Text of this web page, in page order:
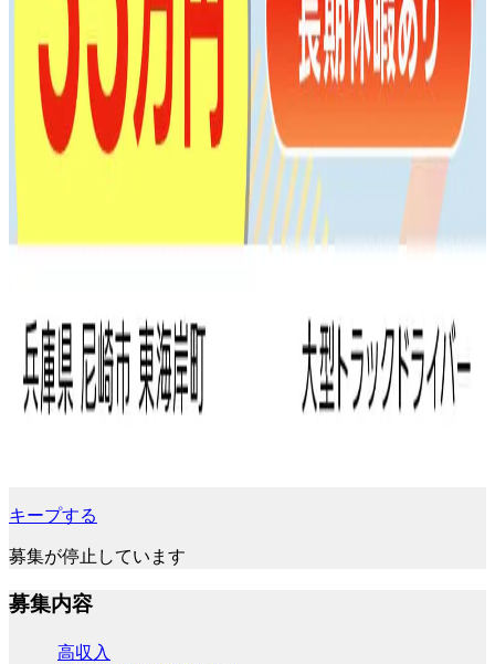
キープする
募集が停止しています
募集内容
高収入